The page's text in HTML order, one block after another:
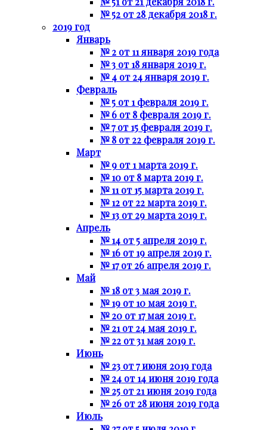
№ 52 от 28 декабря 2018 г.
2019 год
Январь
№ 2 от 11 января 2019 года
№ 3 от 18 января 2019 г.
№ 4 от 24 января 2019 г.
Февраль
№ 5 от 1 февраля 2019 г.
№ 6 от 8 февраля 2019 г.
№ 7 от 15 февраля 2019 г.
№ 8 от 22 февраля 2019 г.
Март
№ 9 от 1 марта 2019 г.
№ 10 от 8 марта 2019 г.
№ 11 от 15 марта 2019 г.
№ 12 от 22 марта 2019 г.
№ 13 от 29 марта 2019 г.
Апрель
№ 14 от 5 апреля 2019 г.
№ 16 от 19 апреля 2019 г.
№ 17 от 26 апреля 2019 г.
Май
№ 18 от 3 мая 2019 г.
№ 19 от 10 мая 2019 г.
№ 20 от 17 мая 2019 г.
№ 21 от 24 мая 2019 г.
№ 22 от 31 мая 2019 г.
Июнь
№ 23 от 7 июня 2019 года
№ 24 от 14 июня 2019 года
№ 25 от 21 июня 2019 года
№ 26 от 28 июня 2019 года
Июль